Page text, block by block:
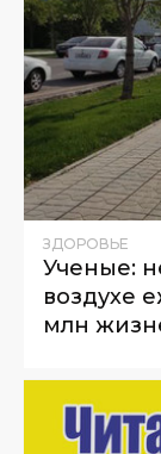
ЗДОРОВЬЕ
Ученые:
воздухе
млн